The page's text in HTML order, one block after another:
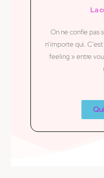
La
On ne confie pas
n’importe qui.
feeling » entre